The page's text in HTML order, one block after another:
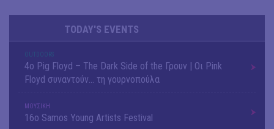
TODAY'S EVENTS
OUTDΟORS
4ο Pig Floyd – The Dark Side of the Γρουν | Οι Pink
Floyd συναντούν… τη γουρνοπούλα
ΜΟΥΣΙΚΗ
16o Samos Young Artists Festival